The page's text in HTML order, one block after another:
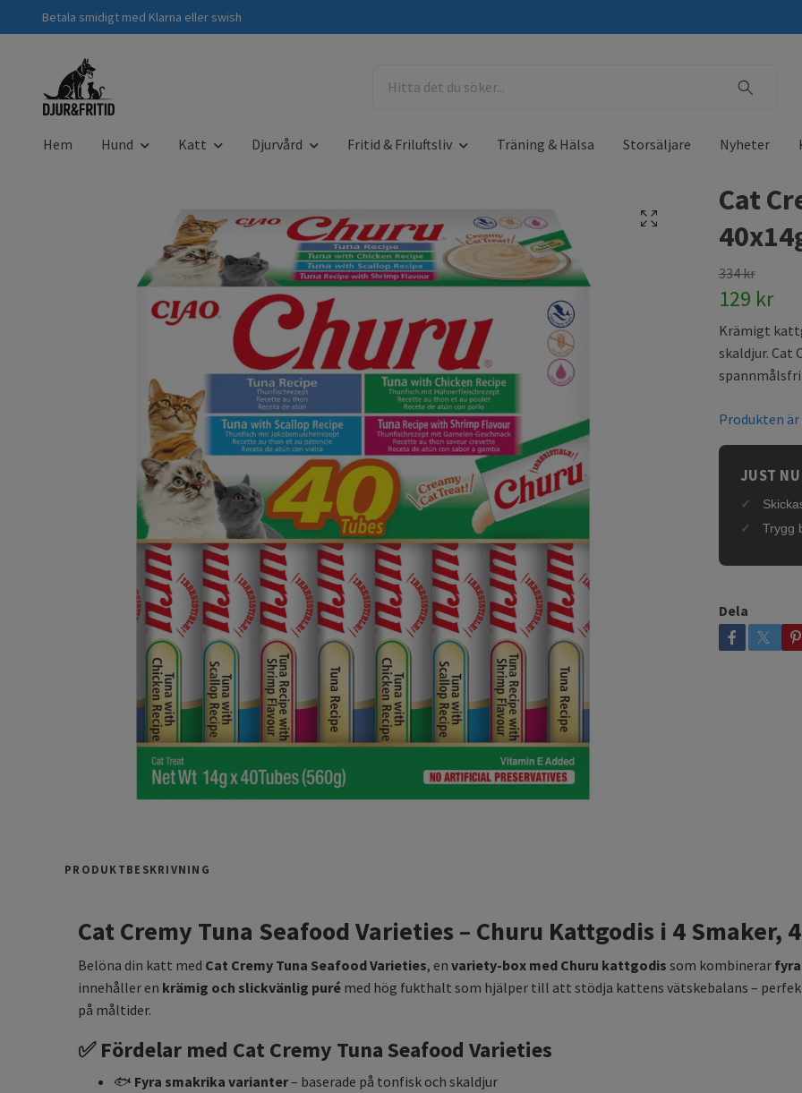
Betala smidigt med Klarna eller swish
Hem Hund Katt Djurvård Fritid & Friluftsliv Träning & Hälsa Storsäljare Nyheter
Cat
334 kr
129 kr
Krämigt
skaldjur. Cat
Produkten
JUST
Trygg
Dela
PRODUKTBESKRIVNING
Cat Cremy Tuna Seafood Varieties – Churu Kattgodis i 4 Smaker,
Belöna din katt med Cat Cremy Tuna Seafood Varieties, en variety-box med Churu kattgodis som kombinerar
innehåller en krämig och slickvänlig puré med hög fukthalt som hjälper till att stödja kattens vätskebalans –
på måltider.
✅ Fördelar med Cat Cremy Tuna Seafood Varieties
🐟 Fyra smakrika varianter– baserade på tonfisk och skaldjur